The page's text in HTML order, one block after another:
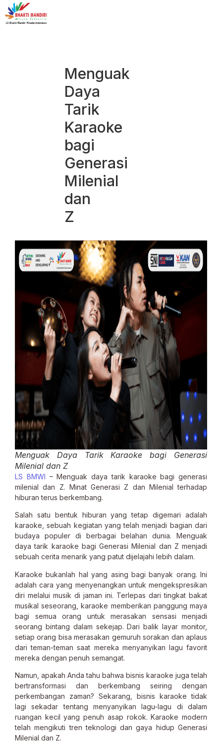
Menguak
Daya
Tarik
Karaoke
bagi
Generasi
Milenial
dan
Z
Menguak Daya Tarik Karaoke bagi Generasi
Milenial dan Z
LS BMWI – Menguak daya tarik karaoke bagi generasi
milenial dan Z. Minat Generasi Z dan Milenial terhadap
hiburan terus berkembang.
Salah satu bentuk hiburan yang tetap digemari adalah
karaoke, sebuah kegiatan yang telah menjadi bagian dari
budaya populer di berbagai belahan dunia. Menguak
daya tarik karaoke bagi Generasi Milenial dan Z menjadi
sebuah cerita menarik yang patut dijelajahi lebih dalam.
Karaoke bukanlah hal yang asing bagi banyak orang. Ini
adalah cara yang menyenangkan untuk mengekspresikan
diri melalui musik di jaman ini. Terlepas dari tingkat bakat
musikal seseorang, karaoke memberikan panggung maya
bagi semua orang untuk merasakan sensasi menjadi
seorang bintang dalam sekejap. Dari balik layar monitor,
setiap orang bisa merasakan gemuruh sorakan dan aplaus
dari teman-teman saat mereka menyanyikan lagu favorit
mereka dengan penuh semangat.
Namun, apakah Anda tahu bahwa bisnis karaoke juga telah
bertransformasi dan berkembang seiring dengan
perkembangan zaman? Sekarang, bisnis karaoke tidak
lagi sekadar tentang menyanyikan lagu-lagu di dalam
ruangan kecil yang penuh asap rokok. Karaoke modern
telah mengikuti tren teknologi dan gaya hidup Generasi
Milenial dan Z.